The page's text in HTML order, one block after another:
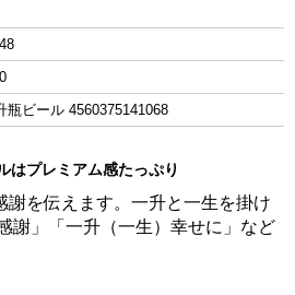
瓶ビール 4560375141068
はプレミアム感たっぷり
謝を伝えます。一升と一生を掛け
謝」「一升（一生）幸せに」など